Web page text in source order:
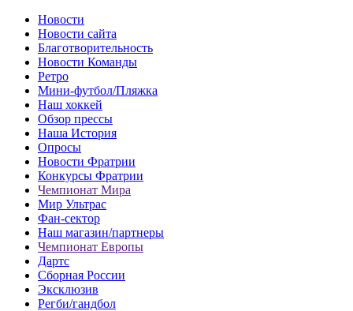
Новости
Новости сайта
Благотворительность
Новости Команды
Ретро
Мини-футбол/Пляжка
Наш хоккей
Обзор прессы
Наша История
Опросы
Новости Фратрии
Конкурсы Фратрии
Чемпионат Мира
Мир Ультрас
Фан-cектор
Наш магазин/партнеры
Чемпионат Европы
Дартс
Сборная России
Эксклюзив
Регби/гандбол